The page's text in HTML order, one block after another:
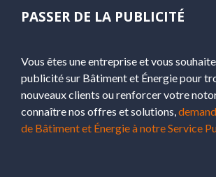
PASSER DE LA PUBLICITÉ
Vous êtes une entreprise et vous
publicité sur Bâtiment et Énergie pour
nouveaux clients ou renforcer votre
connaître nos offres et solutions,
de Bâtiment et Énergie à notre Service